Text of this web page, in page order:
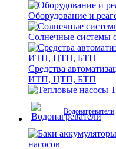
Оборудование и
Солнечные системы
Средства
ИТП, ЦТП, БТП
Водонагреватели